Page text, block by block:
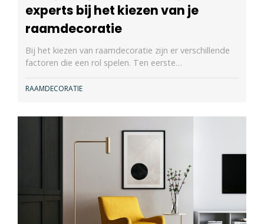
experts bij het kiezen van je
raamdecoratie
Bij het kiezen van raamdecoratie zijn er verschillende
factoren die een rol spelen. Ten eerste…
RAAMDECORATIE